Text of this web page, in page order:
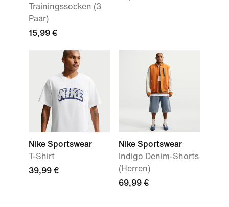
Trainingssocken (3
Paar)
15,99 €
Nike Sportswear
T-Shirt
39,99 €
Nike Sportswear
Indigo Denim-Shorts
(Herren)
69,99 €